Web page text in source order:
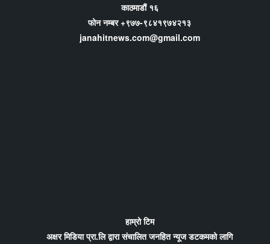
काठमाडौं १६
फोन नम्बर +९७७-९८४१९७४२१३
janahitnews.com@gmail.com
हाम्रो टिम
अक्षर मिडिया प्रा.लि द्वारा संचालित जनहित न्यूज डटकमको लागि